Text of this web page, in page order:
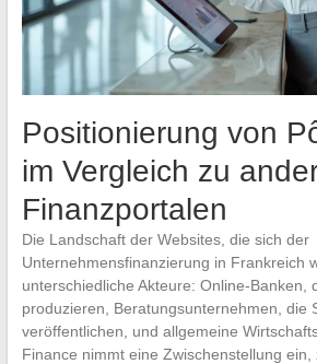
Positionierung von
im Vergleich zu
Finanzportalen
Die Landschaft der Websites, die sich der
Unternehmensfinanzierung in Frankreich
unterschiedliche Akteure: Online-Banken,
produzieren, Beratungsunternehmen, die
veröffentlichen, und allgemeine
Finance nimmt eine Zwischenstellung ein,